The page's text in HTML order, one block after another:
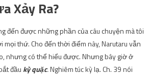
Xảy Ra?
đến được những phần của câu chuyện mà tôi
thứ. Cho đến thời điểm này, Narutaru vẫn
nhưng có thể hiểu được. Nhưng bây giờ ở
đầu kỳ quặc.Nghiêm túc kỳ lạ. Ch. 39 nói